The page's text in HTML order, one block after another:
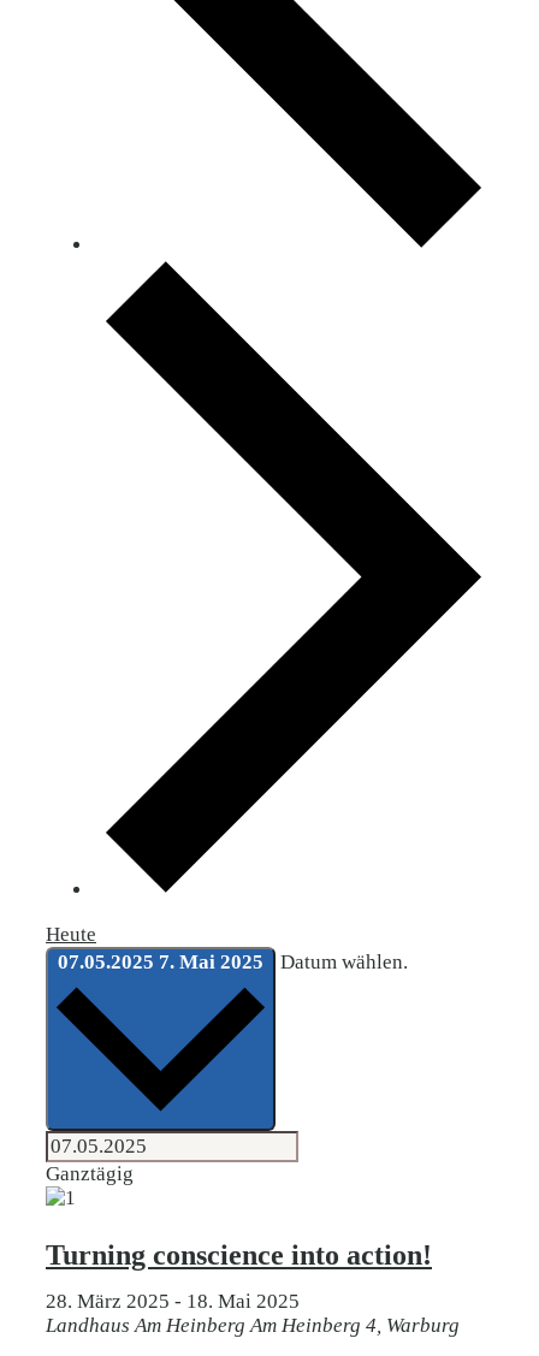
Heute
07.05.2025 7. Mai 2025 Datum wählen.
Ganztägig
Turning conscience into action!
28. März 2025 - 18. Mai 2025
Landhaus Am HeinbergAm Heinberg 4, Warburg